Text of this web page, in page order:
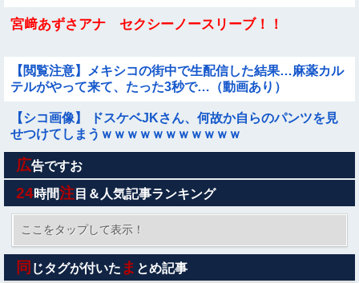
宮﨑あずさアナ セクシーノースリーブ！！
【閲覧注意】メキシコの街中で生配信した結果…麻薬カル
テルがやって来て、たった3秒で…（動画あり）
【シコ画像】 ドスケベJKさん、何故か自らのパンツを見
せつけてしまうｗｗｗｗｗｗｗｗｗｗｗ
【動画】大阪府警に射殺されたオッサン、めちゃめちゃ苦
しそうに死ぬ
【画像】令和のJKさん、あまりにも発育が良すぎる
wwwwwwww
ウトの還暦祝いにホテル食事会と孫手作りの湯のみを用
意。トメ「え？旅行じゃないの？周りは旅行なのに」図々
広告ですお
24時間注 目＆人気記事ランキング
ここをタップして表示！
同 じタグが付いた ま とめ記事